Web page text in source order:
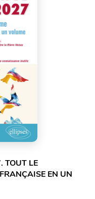
TOUT LE
EN UN